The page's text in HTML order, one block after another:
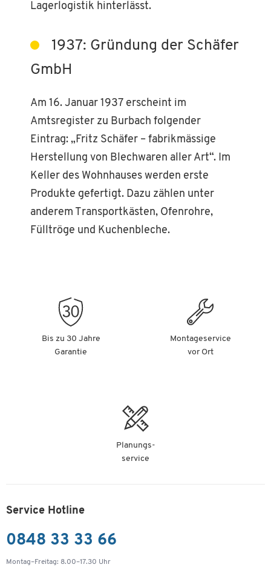
Lagerlogistik hinterlässt.
1937: Gründung der Schäfer
GmbH
Am 16. Januar 1937 erscheint im
Amtsregister zu Burbach folgender
Eintrag: „Fritz Schäfer – fabrikmässige
Herstellung von Blechwaren aller Art“. Im
Keller des Wohnhauses werden erste
Produkte gefertigt. Dazu zählen unter
anderem Transportkästen, Ofenrohre,
Fülltröge und Kuchenbleche.
Bis zu 30 Jahre
Garantie
Montageservice
vor Ort
Planungs-
service
Service Hotline
0848 33 33 66
Montag–Freitag: 8.00–17.30 Uhr